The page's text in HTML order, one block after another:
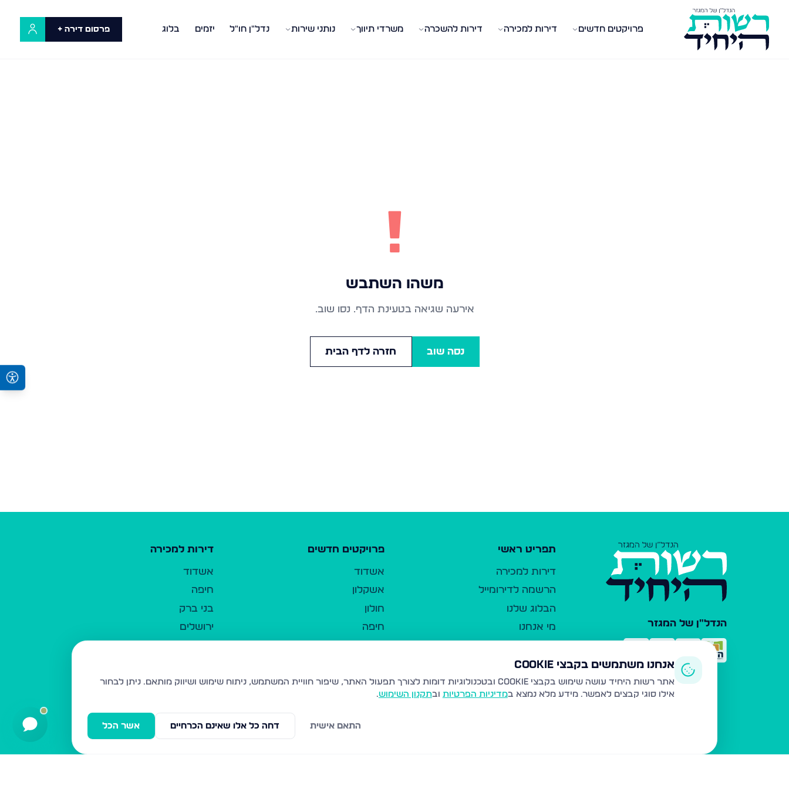
פרויקטים חדשים דירות למכירה דירות להשכרה משרדי תיווך נותני שירות נדל"ן חו"ל יזמים בלוג פרסום דירה +
!
משהו השתבש
אירעה שגיאה בטעינת הדף. נסו שוב.
נסה שוב חזרה לדף הבית
הנדל"ן של המגזר
תפריט ראשי
דירות למכירה
הרשמה לדירומייל
הבלוג שלנו
מי אנחנו
כלי עזר
פרסום ברשות היחיד
משרדי תיווך
פרויקטים חדשים
אשדוד
אשקלון
חולון
חיפה
נהריה
עמנואל
דירות למכירה
אשדוד
חיפה
בני ברק
ירושלים
בית שמש
ביתר עילית
אנחנו משתמשים בקבצי Cookie
אתר רשות היחיד עושה שימוש בקבצי Cookie ובטכנולוגיות דומות לצורך תפעול האתר, שיפור חוויית המשתמש, ניתוח שימוש ושיווק מותאם.
ניתן לבחור
אילו סוגי קבצים לאפשר. מידע מלא נמצא במדיניות הפרטיות ובתקנון השימוש.
אשר הכל דחה כל אלו שאינם הכרחיים התאם אישית